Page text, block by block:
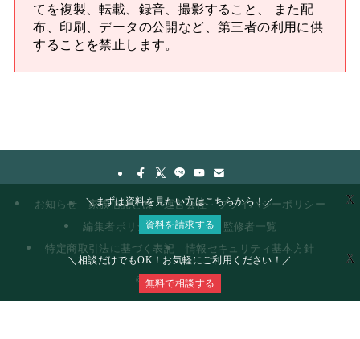
てを複製、転載、録音、撮影すること、 また配
布、印刷、データの公開など、第三者の利用に供
することを禁止します。
お知らせ 家族信託とは 運営会社
プライバシーポリシー
編集者ポリシー
著者一覧
監修者一覧
特定商取引法に基づく表記
情報セキュリティ基本方針
© 2025 famitra Inc.
＼相談だけでもOK！お気軽にご利用ください！／
無料で相談する
X
＼まずは資料を見たい方はこちらから！／
資料を請求する
X